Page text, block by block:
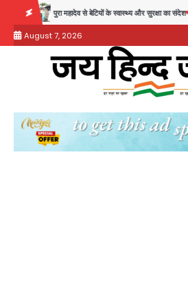
content
पुरा महादेव से बेटियों के स्वास्थ्य और सुरक्षा का संदेश
August 7, 2026